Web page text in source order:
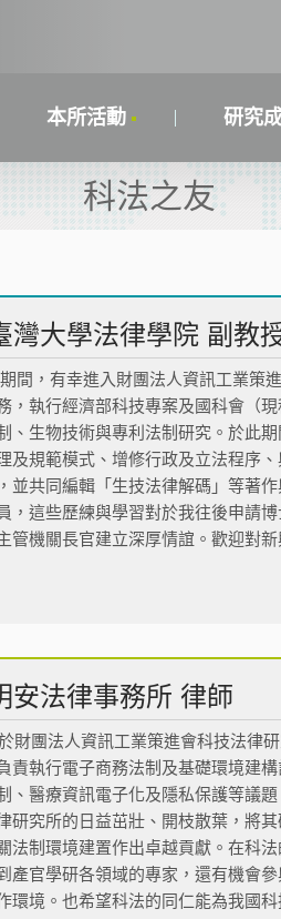
本所活動 研究
科法之友
灣大學法律學院 副教
間，有幸進入財團法人資訊工業策
，執行經濟部科技專案及國科會（
、生物技術與專利法制研究。於此
及規範模式、增修行政及立法程序
並共同編輯「生技法律解碼」等著作
，這些歷練與學習對於我往後申請
管機關長官建立深厚情誼。歡迎對
安法律事務所 律師
財團法人資訊工業策進會科技法律
責執行電子商務法制及基礎環境建
、醫療資訊電子化及隱私保護等議
研究所的日益茁壯、開枝散葉，將
法制環境建置作出卓越貢獻。在科
產官學研各領域的專家，還有機會
環境。也希望科法的同仁能為我國